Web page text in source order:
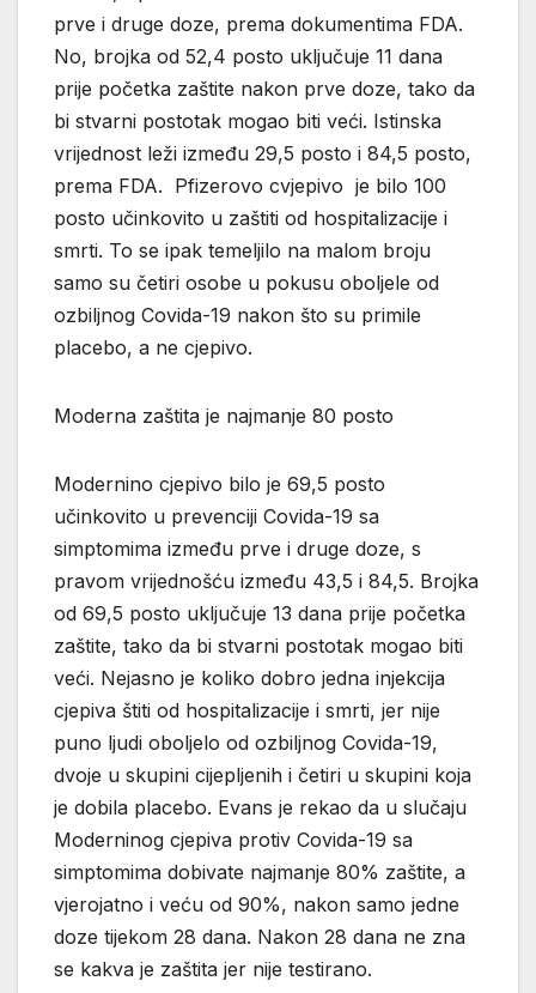
prve i druge doze, prema dokumentima FDA.
No, brojka od 52,4 posto uključuje 11 dana
prije početka zaštite nakon prve doze, tako da
bi stvarni postotak mogao biti veći. Istinska
vrijednost leži između 29,5 posto i 84,5 posto,
prema FDA. Pfizerovo cvjepivo je bilo 100
posto učinkovito u zaštiti od hospitalizacije i
smrti. To se ipak temeljilo na malom broju
samo su četiri osobe u pokusu oboljele od
ozbiljnog Covida-19 nakon što su primile
placebo, a ne cjepivo.
Moderna zaštita je najmanje 80 posto
Modernino cjepivo bilo je 69,5 posto
učinkovito u prevenciji Covida-19 sa
simptomima između prve i druge doze, s
pravom vrijednošću između 43,5 i 84,5. Brojka
od 69,5 posto uključuje 13 dana prije početka
zaštite, tako da bi stvarni postotak mogao biti
veći. Nejasno je koliko dobro jedna injekcija
cjepiva štiti od hospitalizacije i smrti, jer nije
puno ljudi oboljelo od ozbiljnog Covida-19,
dvoje u skupini cijepljenih i četiri u skupini koja
je dobila placebo. Evans je rekao da u slučaju
Moderninog cjepiva protiv Covida-19 sa
simptomima dobivate najmanje 80% zaštite, a
vjerojatno i veću od 90%, nakon samo jedne
doze tijekom 28 dana. Nakon 28 dana ne zna
se kakva je zaštita jer nije testirano.